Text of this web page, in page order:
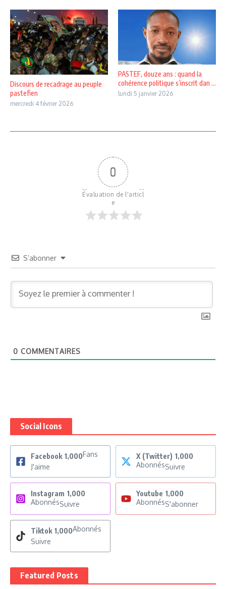
Discours de recadrage au peuple
pastefien
mercredi 4 février 2026
PASTEF, douze ans : quand la
cohérence politique s’inscrit dan ...
lundi 5 janvier 2026
0
Évaluation de l'articl
e
S’abonner
0 COMMENTAIRES
Social Icons
Facebook 1,000Fans
J'aime
X (Twitter) 1,000
AbonnésSuivre
Instagram 1,000
AbonnésSuivre
Youtube 1,000
AbonnésS'abonner
Tiktok 1,000Abonnés
Suivre
Featured Posts